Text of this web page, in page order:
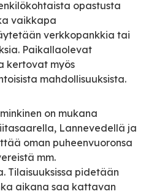
opastusta
vaikkapa
verkkopankkia tai
Paikallaolevat
kertovat myös
mahdollisuuksista.
on mukana
Lannevedellä ja
oman puheenvuoronsa
mm.
Tilaisuuksissa pidetään
aikana saa kattavan